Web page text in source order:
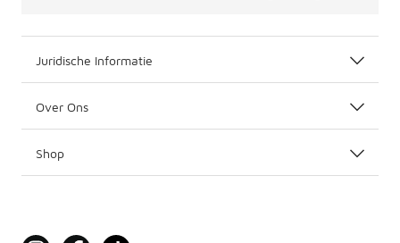
Juridische Informatie
Over Ons
Shop